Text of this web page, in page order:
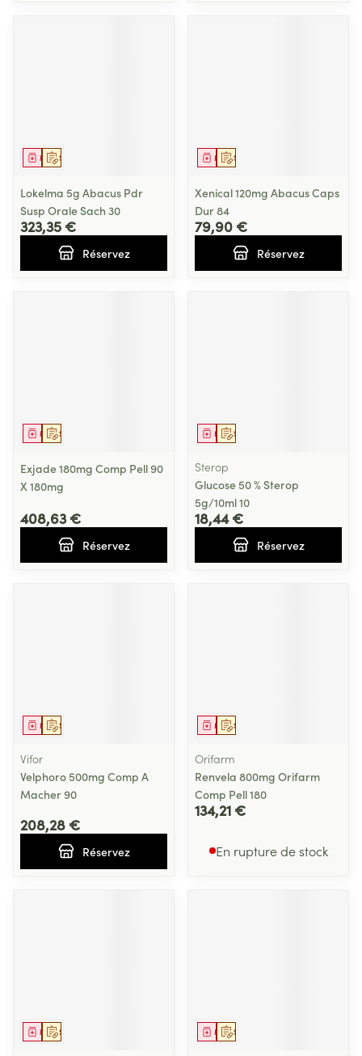
Sur prescription
Médicament
Lokelma 5g Abacus Pdr
Susp Orale Sach 30
323,35 €
Réservez
Sur prescription
Médicament
Xenical 120mg Abacus Caps
Dur 84
79,90 €
Réservez
Sur prescription
Médicament
Exjade 180mg Comp Pell 90
X 180mg
408,63 €
Réservez
Sur prescription
Médicament
Sterop
Glucose 50 % Sterop
5g/10ml 10
18,44 €
Réservez
Sur prescription
Médicament
Vifor
Velphoro 500mg Comp A
Macher 90
208,28 €
Réservez
Sur prescription
Médicament
Orifarm
Renvela 800mg Orifarm
Comp Pell 180
134,21 €
En rupture de stock
Sur prescription
Médicament Sur prescription
Médicament